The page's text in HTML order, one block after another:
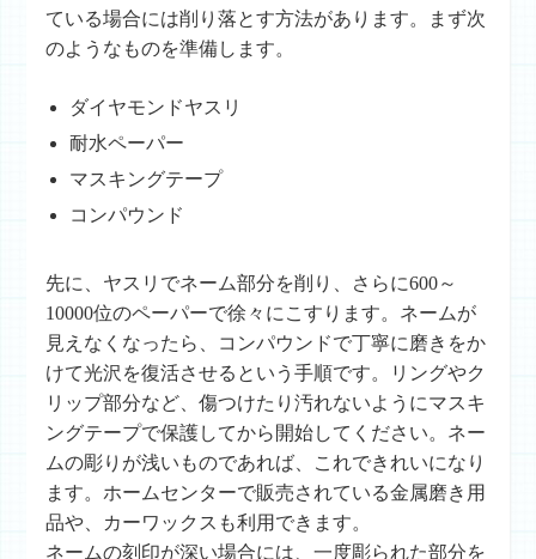
ている場合には削り落とす方法があります。まず次
のようなものを準備します。
ダイヤモンドヤスリ
耐水ペーパー
マスキングテープ
コンパウンド
先に、ヤスリでネーム部分を削り、さらに600～
10000位のペーパーで徐々にこすります。ネームが
見えなくなったら、コンパウンドで丁寧に磨きをか
けて光沢を復活させるという手順です。リングやク
リップ部分など、傷つけたり汚れないようにマスキ
ングテープで保護してから開始してください。ネー
ムの彫りが浅いものであれば、これできれいになり
ます。ホームセンターで販売されている金属磨き用
品や、カーワックスも利用できます。
ネームの刻印が深い場合には、一度彫られた部分を